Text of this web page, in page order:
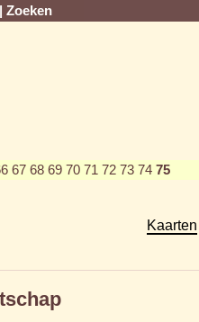
Zoeken
67 68 69 70 71 72 73 74 75
Kaarten